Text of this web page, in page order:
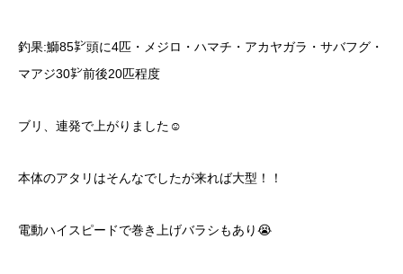
釣果:鰤85㌢頭に4匹・メジロ・ハマチ・アカヤガラ・サバフグ・
マアジ30㌢前後20匹程度
ブリ、連発で上がりました☺️
本体のアタリはそんなでしたが来れば大型！！
電動ハイスピードで巻き上げバラシもあり😭